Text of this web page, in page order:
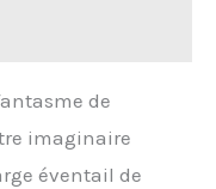
vous rendra
pour le
de
imaginaire
éventail de